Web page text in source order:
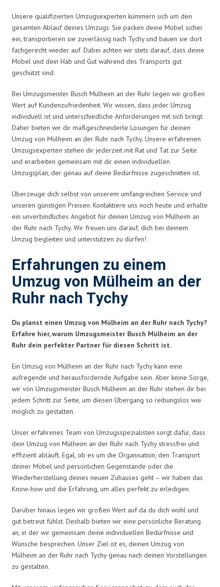
Unsere qualifizierten Umzugsexperten kümmern sich um den
gesamten Ablauf deines Umzugs. Sie packen deine Möbel sicher
ein, transportieren sie zuverlässig nach Tychy und bauen sie dort
fachgerecht wieder auf. Dabei achten wir stets darauf, dass deine
Möbel und dein Hab und Gut während des Transports gut
geschützt sind.
Bei Umzugsmeister Busch Mülheim an der Ruhr legen wir großen
Wert auf Kundenzufriedenheit. Wir wissen, dass jeder Umzug
individuell ist und unterschiedliche Anforderungen mit sich bringt.
Daher bieten wir dir maßgeschneiderte Lösungen für deinen
Umzug von Mülheim an der Ruhr nach Tychy. Unsere erfahrenen
Umzugsexperten stehen dir jederzeit mit Rat und Tat zur Seite
und erarbeiten gemeinsam mit dir einen individuellen
Umzugsplan, der genau auf deine Bedürfnisse zugeschnitten ist.
Überzeuge dich selbst von unserem umfangreichen Service und
unseren günstigen Preisen. Kontaktiere uns noch heute und erhalte
ein unverbindliches Angebot für deinen Umzug von Mülheim an
der Ruhr nach Tychy. Wir freuen uns darauf, dich bei deinem
Umzug begleiten und unterstützen zu dürfen!
Erfahrungen zu einem
Umzug von Mülheim an der
Ruhr nach Tychy
Du planst einen Umzug von Mülheim an der Ruhr nach Tychy?
Erfahre hier, warum Umzugsmeister Busch Mülheim an der
Ruhr dein perfekter Partner für diesen Schritt ist.
Ein Umzug von Mülheim an der Ruhr nach Tychy kann eine
aufregende und herausfordernde Aufgabe sein. Aber keine Sorge,
wir von Umzugsmeister Busch Mülheim an der Ruhr stehen dir bei
jedem Schritt zur Seite, um diesen Übergang so reibungslos wie
möglich zu gestalten.
Unser erfahrenes Team von Umzugsspezialisten sorgt dafür, dass
dein Umzug von Mülheim an der Ruhr nach Tychy stressfrei und
effizient abläuft. Egal, ob es um die Organisation, den Transport
deiner Möbel und persönlichen Gegenstände oder die
Wiederherstellung deines neuen Zuhauses geht – wir haben das
Know-how und die Erfahrung, um alles perfekt zu erledigen.
Darüber hinaus legen wir großen Wert auf da du dich wohl und
gut betreut fühlst. Deshalb bieten wir eine persönliche Beratung
an, in der wir gemeinsam deine individuellen Bedürfnisse und
Wünsche besprechen. Unser Ziel ist es, deinen Umzug von
Mülheim an der Ruhr nach Tychy genau nach deinen Vorstellungen
zu gestalten.